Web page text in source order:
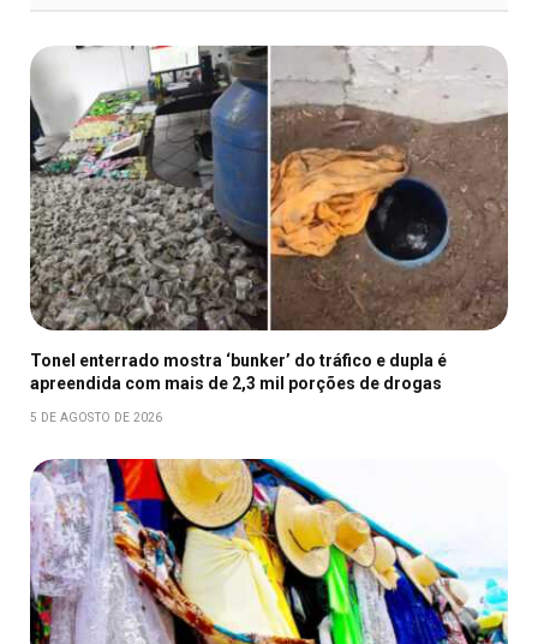
Tonel enterrado mostra ‘bunker’ do tráfico e dupla é
apreendida com mais de 2,3 mil porções de drogas
5 DE AGOSTO DE 2026